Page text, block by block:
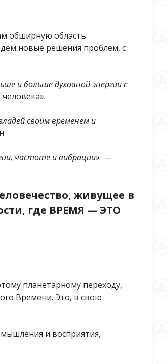
обширную область
новые решения проблем, с
и больше духовной энергии с
своим временем и
частоте и вибрации». —
живущее в
где ВРЕМЯ — ЭТО
планетарному переходу,
Времени. Это, в свою
и восприятия,